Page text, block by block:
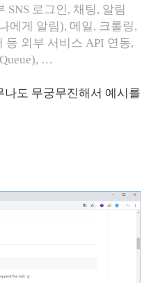
SNS 로그인, 채팅, 알림
에게 알림), 메일, 크롤링,
등 외부 서비스 API 연동,
…
나도 무궁무진해서 예시를